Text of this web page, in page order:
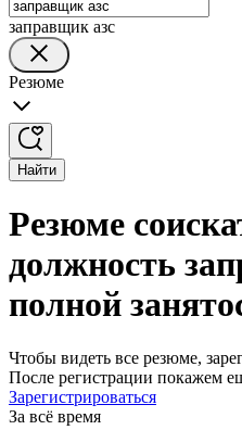
заправщик азс
Резюме
Найти
Резюме
должность
полной
Чтобы видеть все резюме,
После регистрации покажем
Зарегистрироваться
За всё время